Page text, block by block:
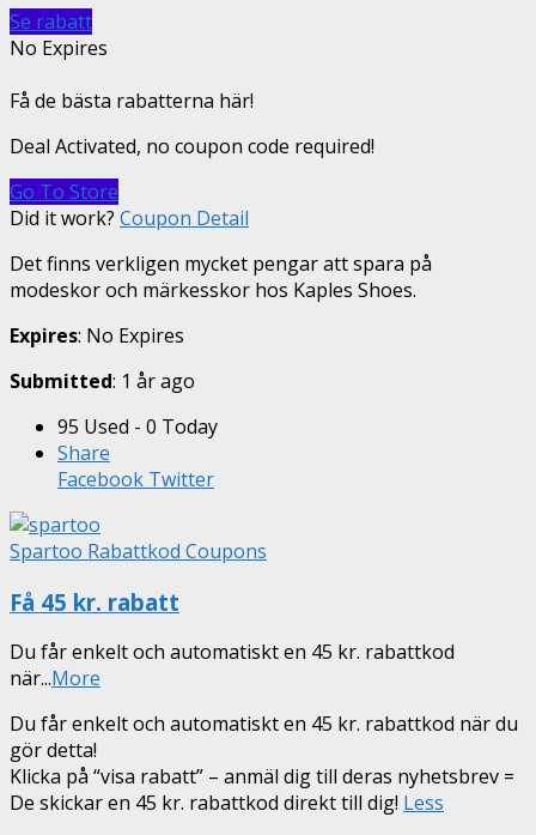
Se rabatt
No Expires
Få de bästa rabatterna här!
Deal Activated, no coupon code required!
Go To Store
Did it work? Coupon Detail
Det finns verkligen mycket pengar att spara på
modeskor och märkesskor hos Kaples Shoes.
Expires: No Expires
Submitted: 1 år ago
95 Used - 0 Today
Share
Facebook Twitter
Spartoo Rabattkod Coupons
Få 45 kr. rabatt
Du får enkelt och automatiskt en 45 kr. rabattkod
när...More
Du får enkelt och automatiskt en 45 kr. rabattkod när du
gör detta!
Klicka på “visa rabatt” – anmäl dig till deras nyhetsbrev =
De skickar en 45 kr. rabattkod direkt till dig! Less